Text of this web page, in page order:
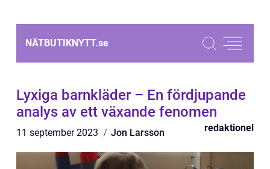
NÄTBUTIKNYTT.se
Lyxiga barnkläder – En fördjupande
analys av ett växande fenomen
11 september 2023 Jon Larsson redaktionel